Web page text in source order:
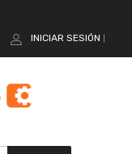
INICIAR SESIÓN